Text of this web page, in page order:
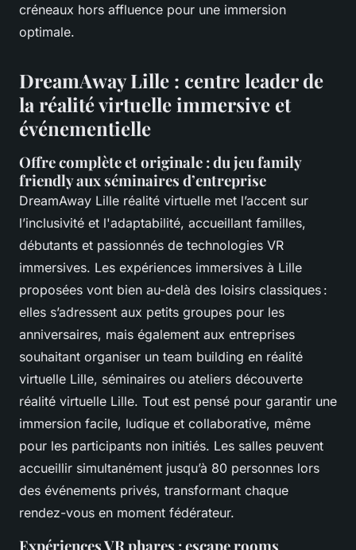
créneaux hors affluence pour une immersion
optimale.
DreamAway Lille : centre leader de
la réalité virtuelle immersive et
événementielle
Offre complète et originale : du jeu family
friendly aux séminaires d’entreprise
DreamAway Lille réalité virtuelle met l’accent sur
l’inclusivité et l'adaptabilité, accueillant familles,
débutants et passionnés de technologies VR
immersives. Les expériences immersives à Lille
proposées vont bien au-delà des loisirs classiques :
elles s’adressent aux petits groupes pour les
anniversaires, mais également aux entreprises
souhaitant organiser un team building en réalité
virtuelle Lille, séminaires ou ateliers découverte
réalité virtuelle Lille. Tout est pensé pour garantir une
immersion facile, ludique et collaborative, même
pour les participants non initiés. Les salles peuvent
accueillir simultanément jusqu’à 80 personnes lors
des événements privés, transformant chaque
rendez-vous en moment fédérateur.
Expériences VR phares : escape rooms